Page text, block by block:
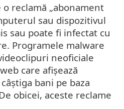
o reclamă „abonament
sau dispozitivul
sau poate fi infectat cu
Programele malware
neoficiale
care afișează
bani pe baza
obicei, aceste reclame